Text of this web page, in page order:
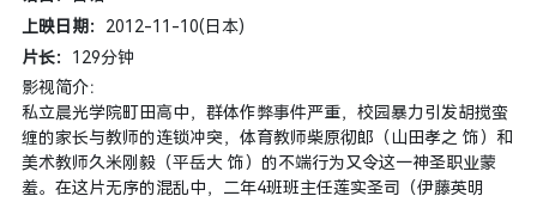
上映日期： 2012-11-10(日本)
片长： 129分钟
影视简介：
私立晨光学院町田高中，群体作弊事件严重，校园暴力引发胡搅蛮
缠的家长与教师的连锁冲突，体育教师柴原彻郎（山田孝之 饰）和
美术教师久米刚毅（平岳大 饰）的不端行为又令这一神圣职业蒙
羞。在这片无序的混乱中，二年4班班主任莲实圣司（伊藤英明